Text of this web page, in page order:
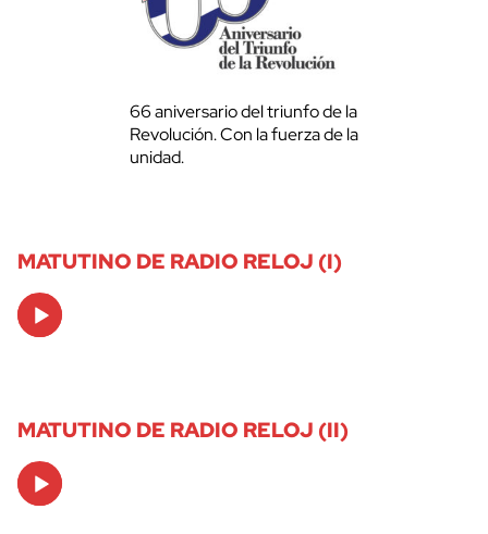
66 aniversario del triunfo de la
Revolución. Con la fuerza de la
unidad.
MATUTINO DE RADIO RELOJ (I)
Audio
Player
MATUTINO DE RADIO RELOJ (II)
Audio
Player